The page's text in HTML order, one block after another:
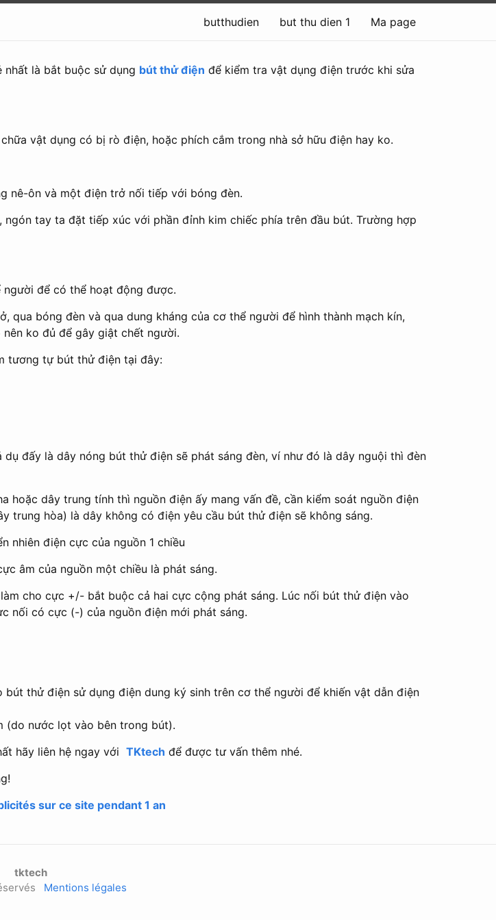
butthudien but thu dien 1 Ma page
là bắt buộc sử dụng bút thử điện để kiểm tra vật dụng điện trước khi sửa
vật dụng có bị rò điện, hoặc phích cắm trong nhà sở hữu điện hay ko.
nê-ôn và một điện trở nối tiếp với bóng đèn.
tay ta đặt tiếp xúc với phần đỉnh kim chiếc phía trên đầu bút. Trường hợp
để có thể hoạt động được.
bóng đèn và qua dung kháng của cơ thể người để hình thành mạch kín,
ko đủ để gây giật chết người.
tương tự bút thử điện tại đây:
đấy là dây nóng bút thử điện sẽ phát sáng đèn, ví như đó là dây nguội thì đèn
dây trung tính thì nguồn điện ấy mang vấn đề, cần kiểm soát nguồn điện
trung hòa) là dây không có điện yêu cầu bút thử điện sẽ không sáng.
nhiên điện cực của nguồn 1 chiều
âm của nguồn một chiều là phát sáng.
cho cực +/- bắt buộc cả hai cực cộng phát sáng. Lúc nối bút thử điện vào
nối có cực (-) của nguồn điện mới phát sáng.
thử điện sử dụng điện dung ký sinh trên cơ thể người để khiến vật dẫn điện
(do nước lọt vào bên trong bút).
hãy liên hệ ngay với TKtech để được tư vấn thêm nhé.
sur ce site pendant 1 an
tktech
Mentions légales